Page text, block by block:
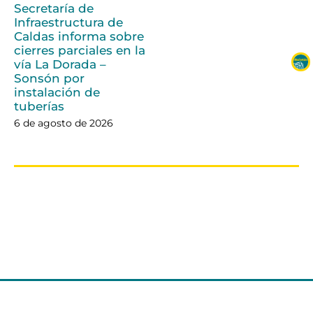
Secretaría de
Infraestructura de
Caldas informa sobre
cierres parciales en la
vía La Dorada –
Sonsón por
instalación de
tuberías
6 de agosto de 2026